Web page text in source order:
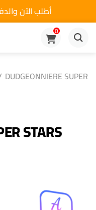
أطلب الآن
0
DUDGEONNIERE SUPER
STARS